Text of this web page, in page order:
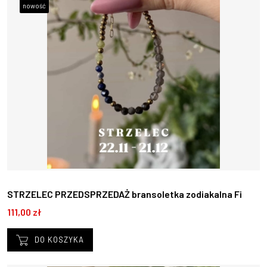
STRZELEC PRZEDSPRZEDAŻ bransoletka zodiakalna Fi
22.11 -21.12
111,00 zł
DO KOSZYKA
nowość